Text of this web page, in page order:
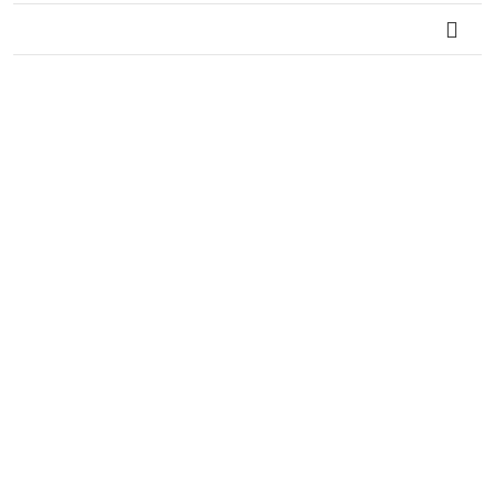
inițial
fost:
curent
lei149,99.